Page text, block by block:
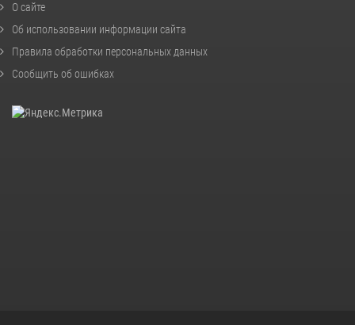
О сайте
Об использовании информации сайта
Правила обработки персональных данных
Сообщить об ошибках